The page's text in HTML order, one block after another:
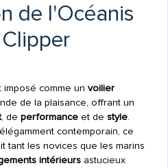
de l'Océanis
comme un voilier
de la plaisance, offrant un
, de performanceet de style.
contemporain, ce
tant les novices que les marins
intérieursastucieux